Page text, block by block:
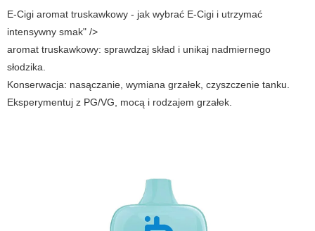
E-Cigi aromat truskawkowy - jak wybrać E-Cigi i utrzymać
intensywny smak" />
aromat truskawkowy: sprawdzaj skład i unikaj nadmiernego
słodzika.
Konserwacja: nasączanie, wymiana grzałek, czyszczenie tanku.
Eksperymentuj z PG/VG, mocą i rodzajem grzałek.